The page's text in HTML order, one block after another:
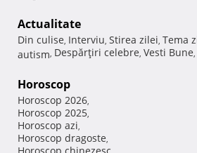
Actualitate
Din culise, Interviu, Stirea zilei, Tema
autism, Despărţiri celebre, Vesti Bune,
Horoscop
Horoscop 2026,
Horoscop 2025,
Horoscop azi,
Horoscop dragoste,